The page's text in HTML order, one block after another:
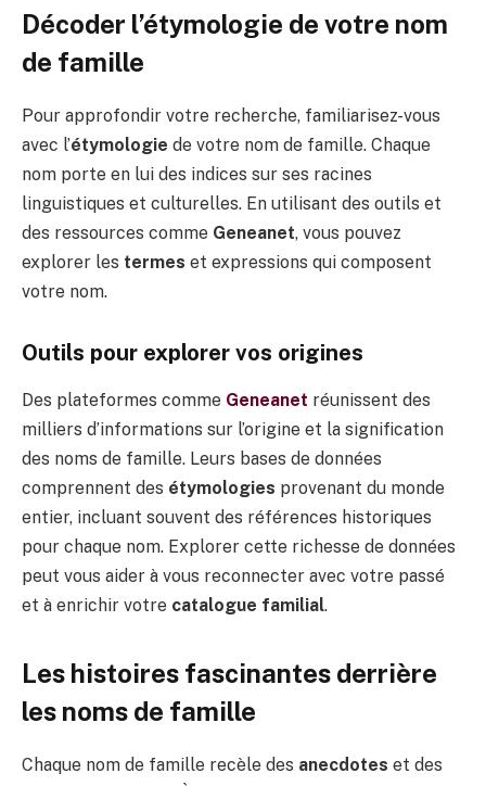
Décoder l’étymologie de votre nom
de famille
Pour approfondir votre recherche, familiarisez-vous
avec l’étymologie de votre nom de famille. Chaque
nom porte en lui des indices sur ses racines
linguistiques et culturelles. En utilisant des outils et
des ressources comme Geneanet, vous pouvez
explorer les termes et expressions qui composent
votre nom.
Outils pour explorer vos origines
Des plateformes comme Geneanet réunissent des
milliers d’informations sur l’origine et la signification
des noms de famille. Leurs bases de données
comprennent des étymologies provenant du monde
entier, incluant souvent des références historiques
pour chaque nom. Explorer cette richesse de données
peut vous aider à vous reconnecter avec votre passé
et à enrichir votre catalogue familial.
Les histoires fascinantes derrière
les noms de famille
Chaque nom de famille recèle des anecdotes et des